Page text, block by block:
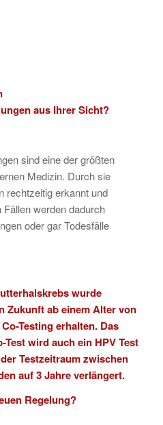
aus Ihrer Sicht?
sind eine der größten
Medizin. Durch sie
rechtzeitig erkannt und
werden dadurch
oder gar Todesfälle
wurde
Zukunft ab einem Alter von
Testing erhalten. Das
wird auch ein HPV Test
Testzeitraum zwischen
auf 3 Jahre verlängert.
Regelung?